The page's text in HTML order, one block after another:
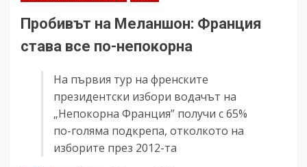
Пробивът на Меланшон: Франция
става все по-непокорна
На първия тур на френските
президентски избори водачът на
„Непокорна Франция” получи с 65%
по-голяма подкрепа, отколкото на
изборите през 2012-та